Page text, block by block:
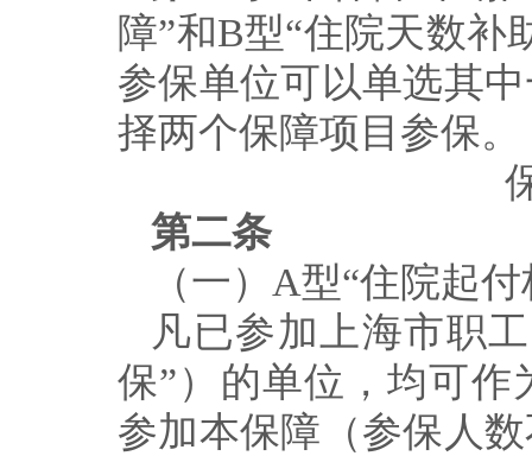
障”和B型“住院天数补
参保单位可以单选其
择两个保障项目参保。
第二条
（一） A型“住院起
凡已参加上海市职
保”）的单位，均可作
参加本保障（参保人